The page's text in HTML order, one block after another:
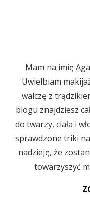
Mam na imię
Uwielbiam
walczę z
blogu znajdziesz
do twarzy, ciała i
sprawdzone triki
nadzieję, że
towarzyszyć